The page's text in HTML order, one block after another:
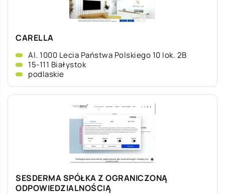
CARELLA
Al. 1000 Lecia Państwa Polskiego 10 lok. 2B
15-111 Białystok
podlaskie
SESDERMA SPÓŁKA Z OGRANICZONĄ
ODPOWIEDZIALNOŚCIĄ